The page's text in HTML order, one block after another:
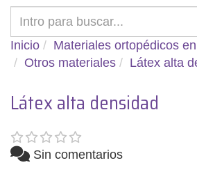
Inicio
Materiales ortopédicos
Otros materiales
Látex alta
Látex alta densidad
Sin comentarios